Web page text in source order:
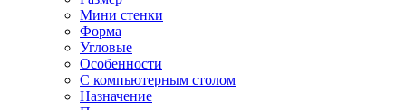
Мини стенки
Форма
Угловые
Особенности
С компьютерным столом
Назначение